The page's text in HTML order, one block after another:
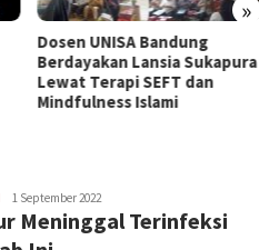
»
Dosen UNISA Bandung
Berdayakan Lansia Sukapura
Lewat Terapi SEFT dan
Mindfulness Islami
Iman
1 September 2022
Meninggal Terinfeksi